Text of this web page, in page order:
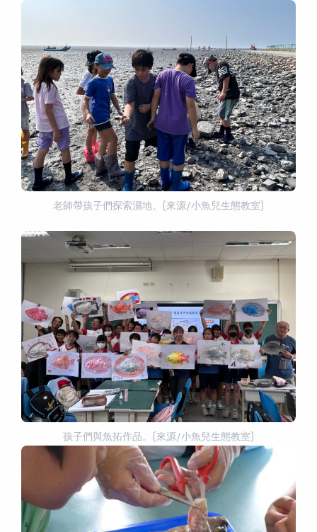
老師帶孩子們探索濕地。(來源/小魚兒生態教室)
孩子們與魚拓作品。(來源/小魚兒生態教室)